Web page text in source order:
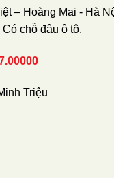
– Hoàng Mai - Hà
Có chỗ đậu ô tô.
Triệu